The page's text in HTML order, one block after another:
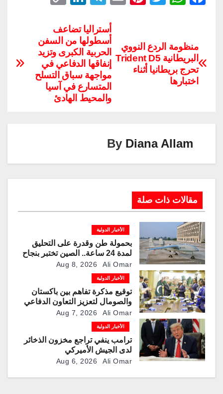
e
b
o
s
A
p
er
e
st
ail
e
gr
a
m
k
e
dI
n
y
Li
n
k
أستراليا تضاعف
أسطولها من السفن
الحربية الكبرى وتزيد
إنفاقها الدفاعي في
مواجهة سباق التسلح
المتسارع في آسيا
والمحيط الهادئ
منظومة الردع النووي
البريطانية Trident D5
تحرج بريطانيا أثناء
اختبارها
By Diana Allam
مقالات ذات صلة
الأخبار الدولية
بحمولة طن وقدرة على التحليق
لمدة 24 ساعة.. الصين تختبر بنجاح
مسيّرة “TP200”
Aug 8, 2026 Ali Omar
الأخبار الدولية
توقيع مذكرة تفاهم بين باكستان
والصومال لتعزيز التعاون الدفاعي
Aug 7, 2026 Ali Omar
الأخبار الدولية
ترامب ينفي تراجع مخزون الذخائر
لدى الجيش الأميركي
Aug 6, 2026 Ali Omar